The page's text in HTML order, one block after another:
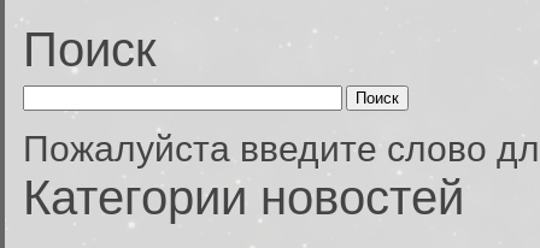
Поиск
Пожалуйста введите слово
Категории новостей